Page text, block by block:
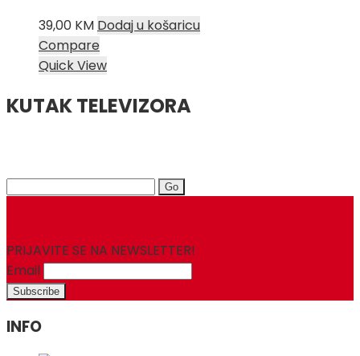
39,00 KM Dodaj u košaricu
Compare
Quick View
KUTAK TELEVIZORA
Search
PRIJAVITE SE NA NEWSLETTER!
Email
INFO